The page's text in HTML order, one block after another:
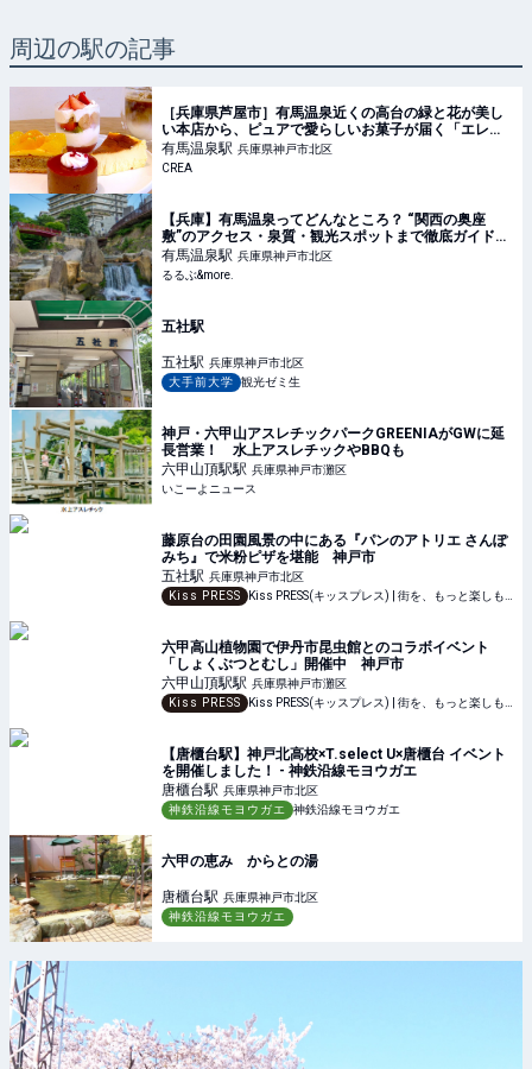
周辺の駅の記事
［兵庫県芦屋市］有馬温泉近くの高台の緑と花が美し
い本店から、ピュアで愛らしいお菓子が届く「エレ・
モンターニュ 芦屋スタンド」 | そおだよおこの関西お
いしい、おやつ紀行
有馬温泉駅 兵庫県神戸市北区
CREA
【兵庫】有馬温泉ってどんなところ？ “関西の奥座
敷”のアクセス・泉質・観光スポットまで徹底ガイド｜
るるぶ&more.
有馬温泉駅 兵庫県神戸市北区
るるぶ&more.
五社駅
五社駅 兵庫県神戸市北区
大手前大学
観光ゼミ生
神戸・六甲山アスレチックパークGREENIAがGWに延
長営業！ 水上アスレチックやBBQも
六甲山頂駅駅 兵庫県神戸市灘区
いこーよニュース
藤原台の田園風景の中にある『パンのアトリエ さんぽ
みち』で米粉ピザを堪能 神戸市
五社駅 兵庫県神戸市北区
Kiss PRESS
六甲高山植物園で伊丹市昆虫館とのコラボイベント
「しょくぶつとむし」開催中 神戸市
六甲山頂駅駅 兵庫県神戸市灘区
Kiss PRESS
【唐櫃台駅】神戸北高校×T.select U×唐櫃台 イベント
を開催しました！ - 神鉄沿線モヨウガエ
唐櫃台駅 兵庫県神戸市北区
神鉄沿線モヨウガエ
神鉄沿線モヨウガエ
六甲の恵み からとの湯
唐櫃台駅 兵庫県神戸市北区
神鉄沿線モヨウガエ